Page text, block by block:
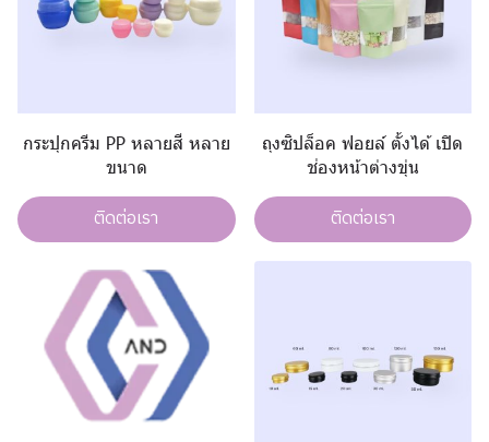
กระปุกครีม PP หลายสี หลาย
ขนาด
ติดต่อเรา
ถุงซิปล็อค ฟอยล์ ตั้งได้ เปิด
ช่องหน้าต่างขุ่น
ติดต่อเรา